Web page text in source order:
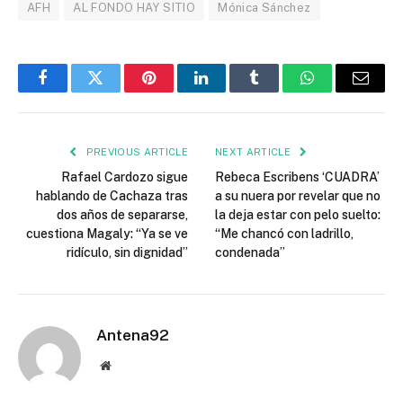
AFH AL FONDO HAY SITIO Mónica Sánchez
FacebookTwitter PinterestLinkedInTumblr WhatsAppEmail
PREVIOUS ARTICLE
Rafael Cardozo sigue
hablando de Cachaza tras
dos años de separarse,
cuestiona Magaly: “Ya se ve
ridículo, sin dignidad”
NEXT ARTICLE
Rebeca Escribens ‘CUADRA’
a su nuera por revelar que no
la deja estar con pelo suelto:
“Me chancó con ladrillo,
condenada”
Antena92
Website